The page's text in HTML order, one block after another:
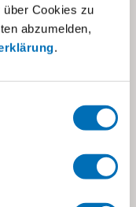
über Cookies zu
abzumelden,
.